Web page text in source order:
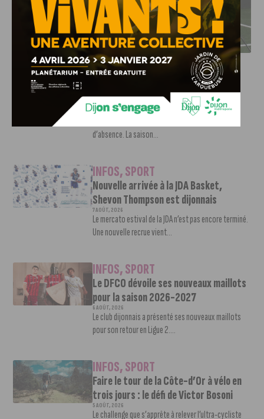
DFCO : RENCONTRE AVEC PIERRE-HENRI DEBALLON,
L’ARTISAN DE LA MONTÉE EN LIGUE 2
INFOS,SPORT
DFCO : Rencontre avec Pierre-Henri
Deballon, l’artisan de la montée en
Ligue 2
7 AOÛT, 2026
d’absence. La saison...
INFOS,SPORT
Nouvelle arrivée à la JDA Basket,
Shevon Thompson est dijonnais
7 AOÛT, 2026
Le mercato estival de la JDA n’est pas encore terminé.
Une nouvelle recrue vient...
INFOS,SPORT
Le DFCO dévoile ses nouveaux maillots
pour la saison 2026-2027
6 AOÛT, 2026
Le club dijonnais a présenté ses nouveaux maillots
pour son retour en Ligue 2....
INFOS,SPORT
Faire le tour de la Côte-d’Or à vélo en
trois jours : le défi de Victor Bosoni
5 AOÛT, 2026
Le challenge que s’apprête à relever l’ultra-cycliste